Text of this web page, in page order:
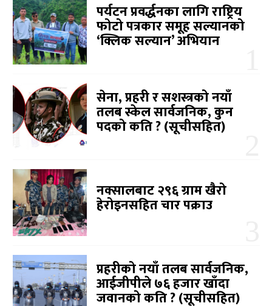
पर्यटन प्रवर्द्धनका लागि राष्ट्रिय
फोटो पत्रकार समूह सल्यानको
‘क्लिक सल्यान’ अभियान
सेना, प्रहरी र सशस्त्रको नयाँ
तलब स्केल सार्वजनिक, कुन
पदको कति ? (सूचीसहित)
नक्सालबाट २९६ ग्राम खैरो
हेरोइनसहित चार पक्राउ
प्रहरीको नयाँ तलब सार्वजनिक,
आईजीपीले ७६ हजार खाँदा
जवानको कति ? (सूचीसहित)